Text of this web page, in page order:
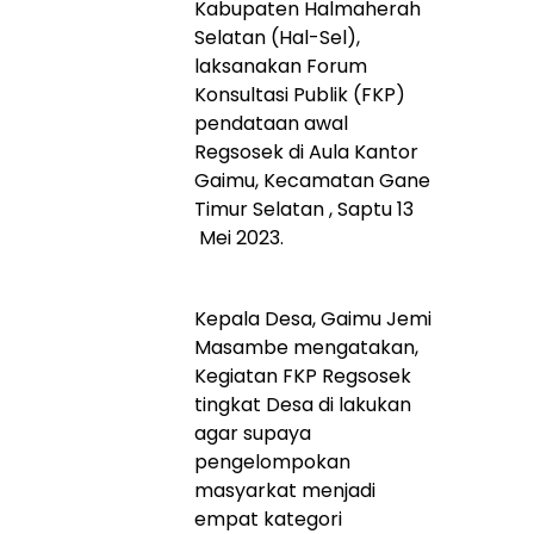
Kabupaten Halmaherah
Selatan (Hal-Sel),
laksanakan Forum
Konsultasi Publik (FKP)
pendataan awal
Regsosek di Aula Kantor
Gaimu, Kecamatan Gane
Timur Selatan , Saptu 13
Mei 2023.
Kepala Desa, Gaimu Jemi
Masambe mengatakan,
Kegiatan FKP Regsosek
tingkat Desa di lakukan
agar supaya
pengelompokan
masyarkat menjadi
empat kategori